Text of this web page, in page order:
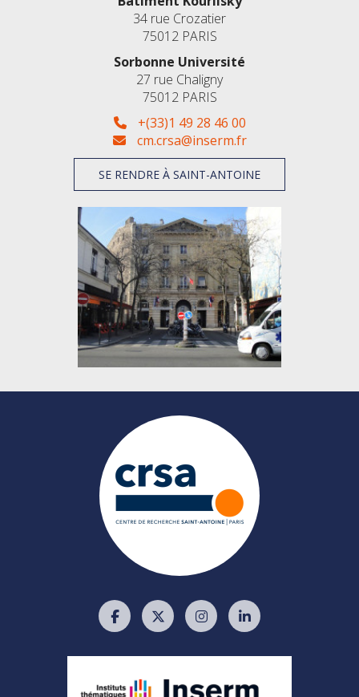
34 rue Crozatier
75012 PARIS
Sorbonne Université
27 rue Chaligny
75012 PARIS
+(33)1 49 28 46 00
cm.crsa@inserm.fr
SE RENDRE À SAINT-ANTOINE